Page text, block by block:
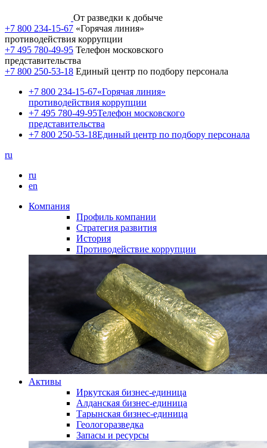
От разведки к добыче
+7 800 234-15-67 «Горячая линия»
противодействия коррупции
+7 495 780-49-95 Телефон московского
представительства
+7 800 250-53-18 Единый центр по подбору персонала
+7 800 234-15-67«Горячая линия»
противодействия коррупции
+7 495 780-49-95Телефон московского
представительства
+7 800 250-53-18Единый центр по подбору персонала
ru
ru
en
Компания
Профиль компании
Стратегия развития
История
Противодействие коррупции
Активы
Иркутская бизнес-единица
Алданская бизнес-единица
Тарынская бизнес-единица
Геологоразведка
Запасы и ресурсы